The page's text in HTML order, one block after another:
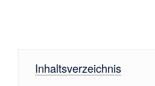
Inhaltsverzeichnis